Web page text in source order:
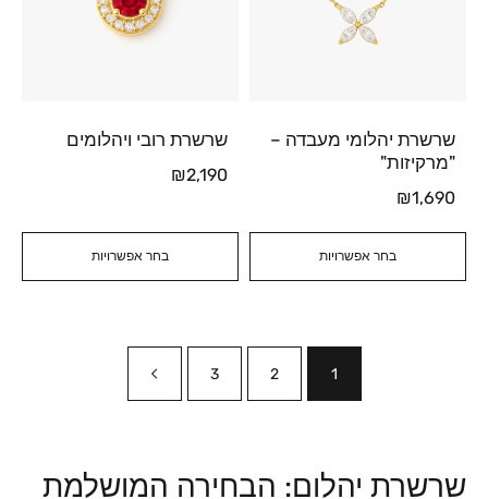
בחר אפשרויות
שרשרת יהלומי מעבדה –
"מרקיזות"
₪1,690
בחר אפשרויות
שרשרת רובי ויהלומים
₪2,190
1
2
3
שרשרת יהלום: הבחירה המושלמת